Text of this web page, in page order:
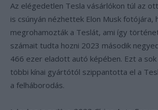
Az elégedetlen Tesla vásárlókon túl az
is csúnyán nézhettek Elon Musk fotójára,
megrohamozták a Teslát, ami így
számait tudta hozni 2023 második
466 ezer eladott autó képében. Ezt a
többi kínai gyártótól szippantotta el a
a felháborodás.